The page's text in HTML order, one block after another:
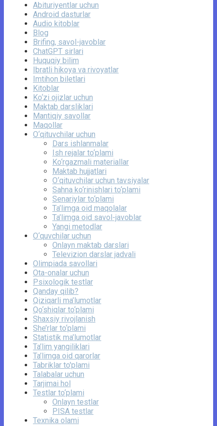
Abituriyentlar uchun
Android dasturlar
Audio kitoblar
Blog
Brifing, savol-javoblar
ChatGPT sirlari
Huquqiy bilim
Ibratli hikoya va rivoyatlar
Imtihon biletlari
Kitoblar
Ko‘zi ojizlar uchun
Maktab darsliklari
Mantiqiy savollar
Maqollar
O‘qituvchilar uchun
Dars ishlanmalar
Ish rejalar to‘plami
Ko‘rgazmali materiallar
Maktab hujjatlari
O‘qituvchilar uchun tavsiyalar
Sahna ko‘rinishlari to‘plami
Senariylar to‘plami
Ta’limga oid maqolalar
Ta’limga oid savol-javoblar
Yangi metodlar
O‘quvchilar uchun
Onlayn maktab darslari
Televizion darslar jadvali
Olimpiada savollari
Ota-onalar uchun
Psixologik testlar
Qanday qilib?
Qiziqarli ma’lumotlar
Qo‘shiqlar to‘plami
Shaxsiy rivojlanish
She’rlar to‘plami
Statistik ma’lumotlar
Ta’lim yangiliklari
Ta’limga oid qarorlar
Tabriklar to'plami
Talabalar uchun
Tarjimai hol
Testlar to‘plami
Onlayn testlar
PISA testlar
Texnika olami